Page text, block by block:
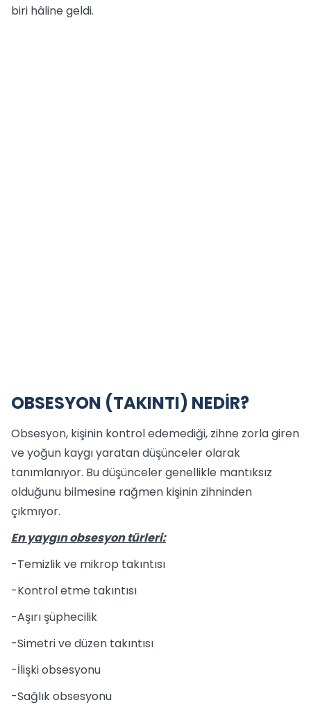
biri hâline geldi.
OBSESYON (TAKINTI) NEDİR?
Obsesyon, kişinin kontrol edemediği, zihne zorla giren
ve yoğun kaygı yaratan düşünceler olarak
tanımlanıyor. Bu düşünceler genellikle mantıksız
olduğunu bilmesine rağmen kişinin zihninden
çıkmıyor.
En yaygın obsesyon türleri:
-Temizlik ve mikrop takıntısı
-Kontrol etme takıntısı
-Aşırı şüphecilik
-Simetri ve düzen takıntısı
-İlişki obsesyonu
-Sağlık obsesyonu